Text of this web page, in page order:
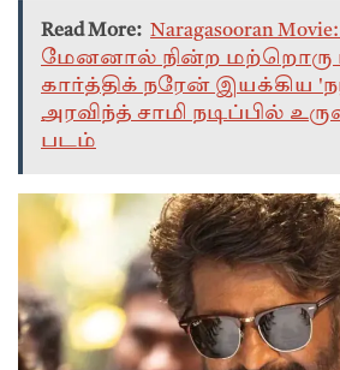
Read More: Naragasooran
மேனனால் நின்ற மற்றொரு
கார்த்திக் நரேன் இயக்கிய
அரவிந்த் சாமி நடிப்பில்
படம்